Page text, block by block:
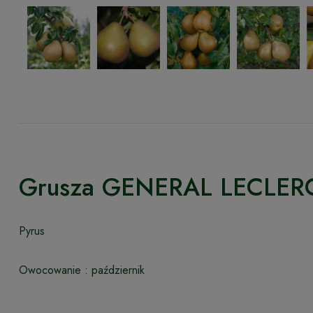
Grusza GENERAL
Pyrus
Owocowanie : październik